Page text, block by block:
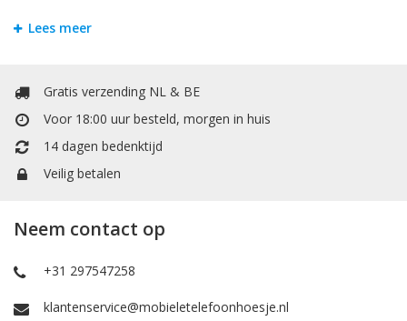
Het
Samsung Galaxy A40 booktype hoesje
vakje voor pasjes of papiergeld. Het booktype wallet case
hoesje heeft een extra vakje voor pasjes of papiergeld. In de
portemonnee / boek vorm is er een vakje voor kleingeld.
TPU Siliconen Hoesjes
siliconen. Dit maakt het backcover case hoesje voor
Galaxy A40stevig en flexibel.
Accessoires
maken met uw vrienden en familie, een extra kabel om uw
Lees meer
Gratis verzending NL & BE
Voor 18:00 uur besteld, morgen in huis
14 dagen bedenktijd
Veilig betalen
Neem contact op
+31 297547258
klantenservice@mobieletelefoonhoesje.nl